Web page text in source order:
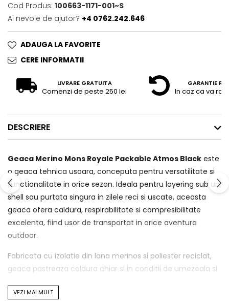
Cod Produs: 100663-1171-001~S
Ai nevoie de ajutor? +4 0762.242.646
ADAUGA LA FAVORITE
CERE INFORMATII
LIVRARE GRATUITA
Comenzi de peste 250 lei
GARANTIE
In caz ca va
DESCRIERE
Geaca Merino Mons Royale Packable Atmos Black este
o geaca tehnica usoara, conceputa pentru versatilitate si
functionalitate in orice sezon. Ideala pentru layering sub un
shell sau purtata singura in zilele reci si uscate, aceasta
geaca ofera caldura, respirabilitate si compresibilitate
excelenta, fiind usor de transportat in orice aventura
outdoor.
Fabricata cu izolatie din lana merinos si poliester reciclat,
geaca pastreaza caldura chiar si in conditii de umezeala si
exterior rezistent la vant si tratamentul hidrofug DWR
VEZI MAI MULT